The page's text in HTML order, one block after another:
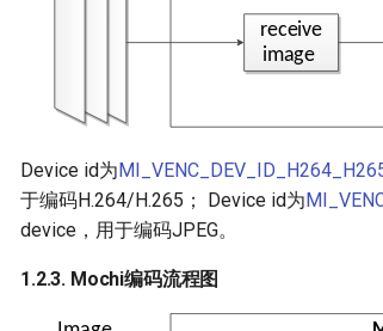
Device id为
于编码H.264/H.265； Device id为
device，用于编码JPEG。
1.2.3. Mochi编码流程图